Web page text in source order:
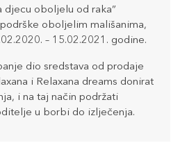
djecu oboljelu od raka”
oboljelim mališanima,
– 15.02.2021. godine.
dio sredstava od prodaje
i Relaxana dreams donirat
i na taj način podržati
u borbi do izlječenja.